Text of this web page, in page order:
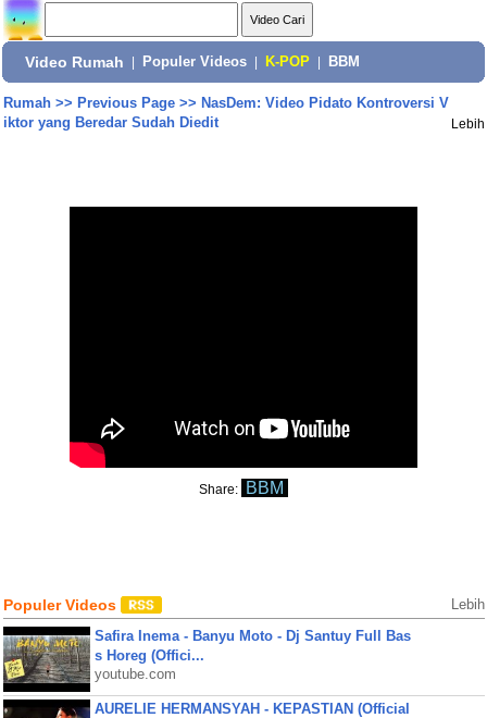
Video Rumah Populer Videos K-POP BBM
Rumah>> Previous Page>> NasDem: Video Pidato Kontroversi V
iktor yang Beredar Sudah Diedit
Lebih
Share: BBM
Populer Videos Lebih
Safira Inema - Banyu Moto - Dj Santuy Full Bas
s Horeg (Offici...
youtube.com
AURELIE HERMANSYAH - KEPASTIAN (Official